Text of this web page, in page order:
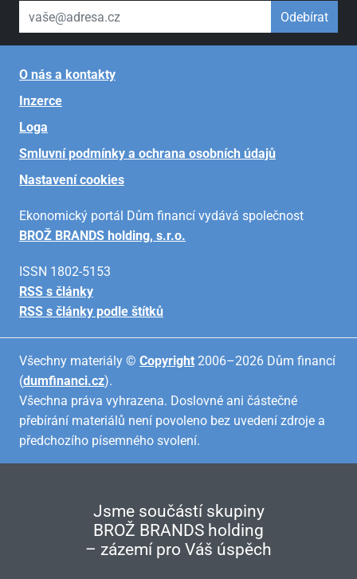
váš email Odebírat
O nás a kontakty
Inzerce
Loga
Smluvní podmínky a ochrana osobních údajů
Nastavení cookies
Ekonomický portál Dům financí vydává společnost
BROŽ BRANDS holding, s.r.o.
ISSN 1802-5153
RSS s články
RSS s články podle štítků
Všechny materiály © Copyright 2006–2026 Dům financí
(dumfinanci.cz).
Všechna práva vyhrazena. Doslovné ani částečné
přebírání materiálů není povoleno bez uvedení zdroje a
předchozího písemného svolení.
Jsme součástí skupiny
BROŽ BRANDS holding
– zázemí pro Váš úspěch